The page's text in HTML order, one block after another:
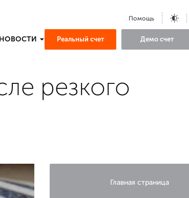
Помощь
НОВОСТИ Реальный счет Демо счет
резкого
Главная страница